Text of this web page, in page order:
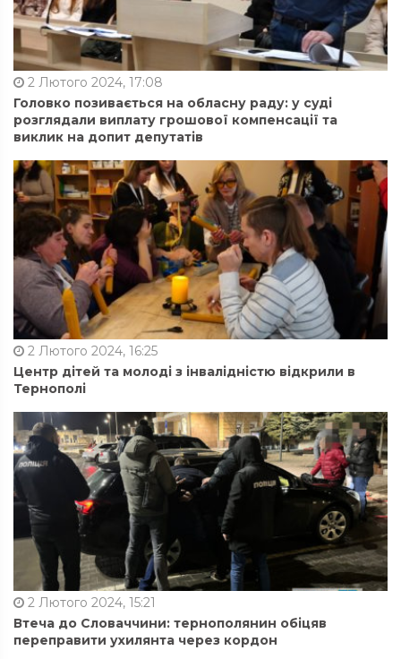
2 Лютого 2024, 17:08
Головко позивається на обласну раду: у суді
розглядали виплату грошової компенсації та
виклик на допит депутатів
2 Лютого 2024, 16:25
Центр дітей та молоді з інвалідністю відкрили в
Тернополі
2 Лютого 2024, 15:21
Втеча до Словаччини: тернополянин обіцяв
переправити ухилянта через кордон